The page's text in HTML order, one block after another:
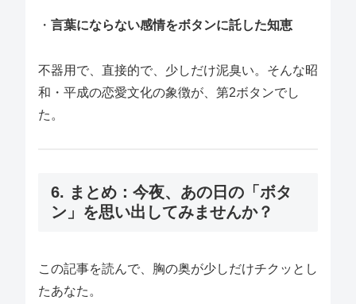
・ 言葉にならない感情をボタンに託した知恵
不器用で、直接的で、少しだけ泥臭い。そんな昭
和・平成の恋愛文化の象徴が、第2ボタンでし
た。
6. まとめ：今夜、あの日の「ボタ
ン」を思い出してみませんか？
この記事を読んで、胸の奥が少しだけチクッとし
たあなた。